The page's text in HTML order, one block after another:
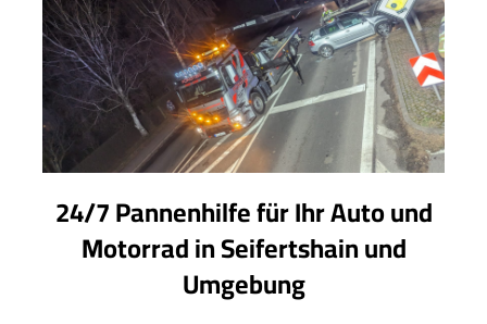
24/7 Pannenhilfe für Ihr Auto und
Motorrad in Seifertshain und
Umgebung